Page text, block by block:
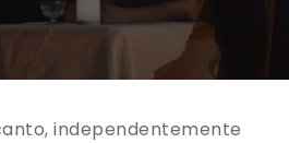
independentemente